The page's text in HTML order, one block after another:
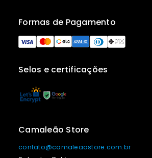
Selos e certificações
Formas de Pagamento
Camaleão Store
contato@camaleaostore.com.br